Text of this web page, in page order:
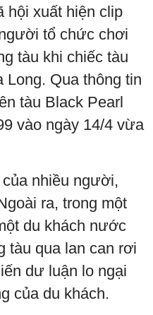
hội xuất hiện clip
tổ chức chơi
tàu khi chiếc tàu
Long. Qua thông tin
tàu Black Pearl
vào ngày 14/4 vừa
nhiều người,
ra, trong một
du khách nước
tàu qua lan can rơi
dư luận lo ngại
của du khách.